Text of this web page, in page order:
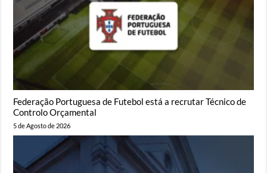
Federação Portuguesa de Futebol está a recrutar Técnico de
Controlo Orçamental
5 de Agosto de 2026